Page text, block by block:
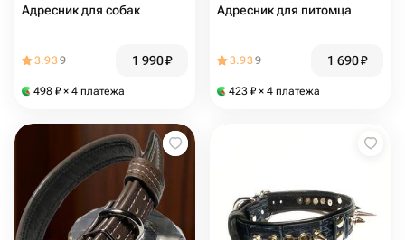
Адресник для собак
3.939 1 990₽
498 ₽ × 4 платежа
Адресник для питомца
3.939 1 690₽
423 ₽ × 4 платежа